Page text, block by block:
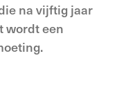
na vijftig jaar
wordt een